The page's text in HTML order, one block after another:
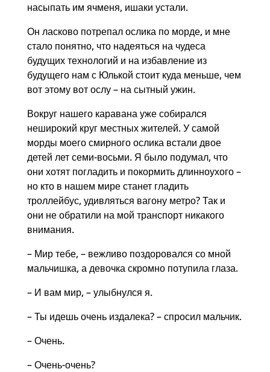
насыпать им ячменя, ишаки устали.
Он ласково потрепал ослика по морде, и мне
стало понятно, что надеяться на чудеса
будущих технологий и на избавление из
будущего нам с Юлькой стоит куда меньше, чем
вот этому вот ослу – на сытный ужин.
Вокруг нашего каравана уже собирался
неширокий круг местных жителей. У самой
морды моего смирного ослика встали двое
детей лет семи-восьми. Я было подумал, что
они хотят погладить и покормить длинноухого –
но кто в нашем мире станет гладить
троллейбус, удивляться вагону метро? Так и
они не обратили на мой транспорт никакого
внимания.
– Мир тебе, – вежливо поздоровался со мной
мальчишка, а девочка скромно потупила глаза.
– И вам мир, – улыбнулся я.
– Ты идешь очень издалека? – спросил мальчик.
– Очень.
– Очень-очень?